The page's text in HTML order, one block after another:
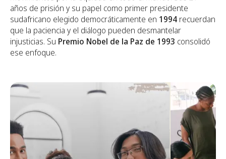
años de prisión y su papel como primer presidente
sudafricano elegido democráticamente en 1994 recuerdan
que la paciencia y el diálogo pueden desmantelar
injusticias. Su Premio Nobel de la Paz de 1993 consolidó
ese enfoque.